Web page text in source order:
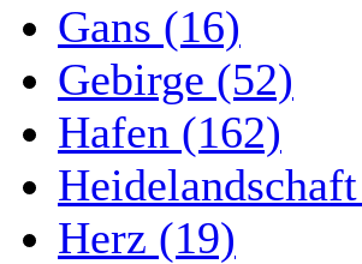
Gans (16)
Gebirge (52)
Hafen (162)
Herz (19)